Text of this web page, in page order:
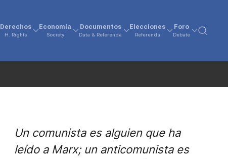
Derechos
H. Rights
Economía
Society
Documentos
Data & Referenda
Elecciones
Referenda
Foro
Debate
Un comunista es alguien que ha
leído a Marx; un anticomunista es